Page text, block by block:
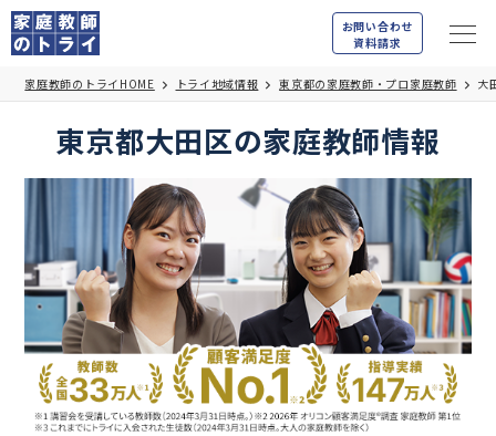
お問い合わせ
資料請求
家庭教師のトライHOME トライ地域情報 東京都の家庭教師・プロ家庭教師 大
東京都大田区の家庭教師情報